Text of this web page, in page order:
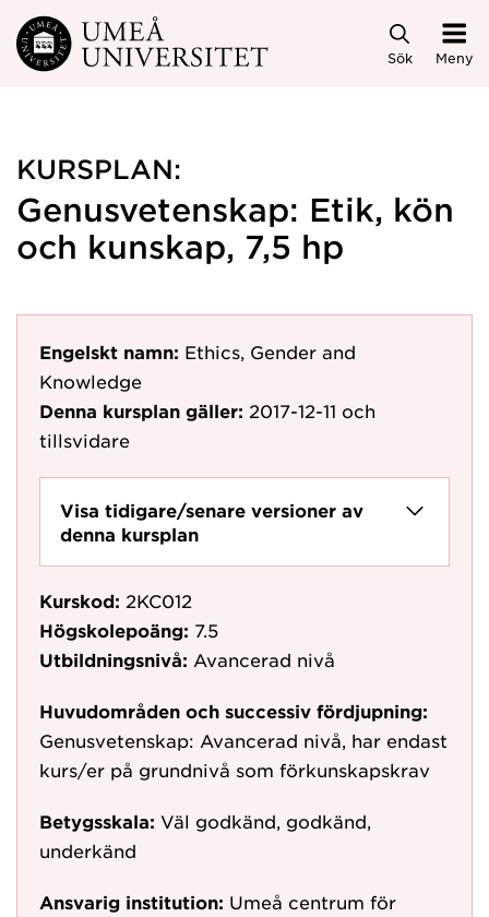
Hoppa direkt till innehållet
Sök Meny
KURSPLAN:
Genusvetenskap: Etik, kön
och kunskap, 7,5 hp
Engelskt namn: Ethics, Gender and
Knowledge
Denna kursplan gäller: 2017-12-11 och
tillsvidare
Visa tidigare/senare versioner av
denna kursplan
Kurskod: 2KC012
Högskolepoäng: 7.5
Utbildningsnivå: Avancerad nivå
Huvudområden och successiv fördjupning:
Genusvetenskap: Avancerad nivå, har endast
kurs/er på grundnivå som förkunskapskrav
Betygsskala: Väl godkänd, godkänd,
underkänd
Ansvarig institution: Umeå centrum för